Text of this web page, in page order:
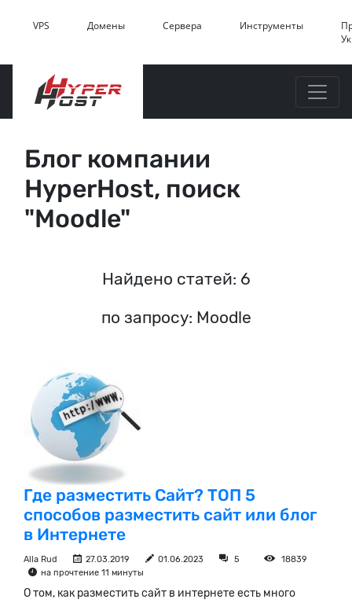
VPS Домены Сервера Инструменты
Блог компании
HyperHost, поиск
"Moodle"
Найдено статей: 6
по запросу: Moodle
Где разместить Сайт? ТОП 5
способов разместить сайт или блог
в Интернете
Alla Rud 27.03.2019 01.06.2023 5
18839
на прочтение 11 минуты
О том, как разместить сайт в интернете есть много